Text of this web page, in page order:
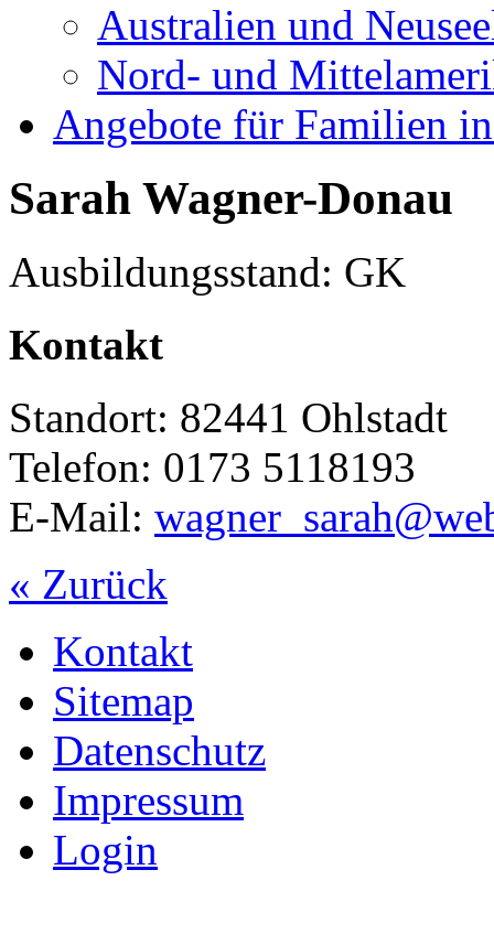
Australien und
Nord- und
Angebote für Familien
Sarah Wagner-Donau
Ausbildungsstand: GK
Kontakt
Standort: 82441 Ohlstadt
Telefon: 0173 5118193
E-Mail:
« Zurück
Kontakt
Sitemap
Datenschutz
Impressum
Login